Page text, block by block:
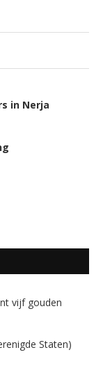
in Nerja
vijf gouden
Staten)